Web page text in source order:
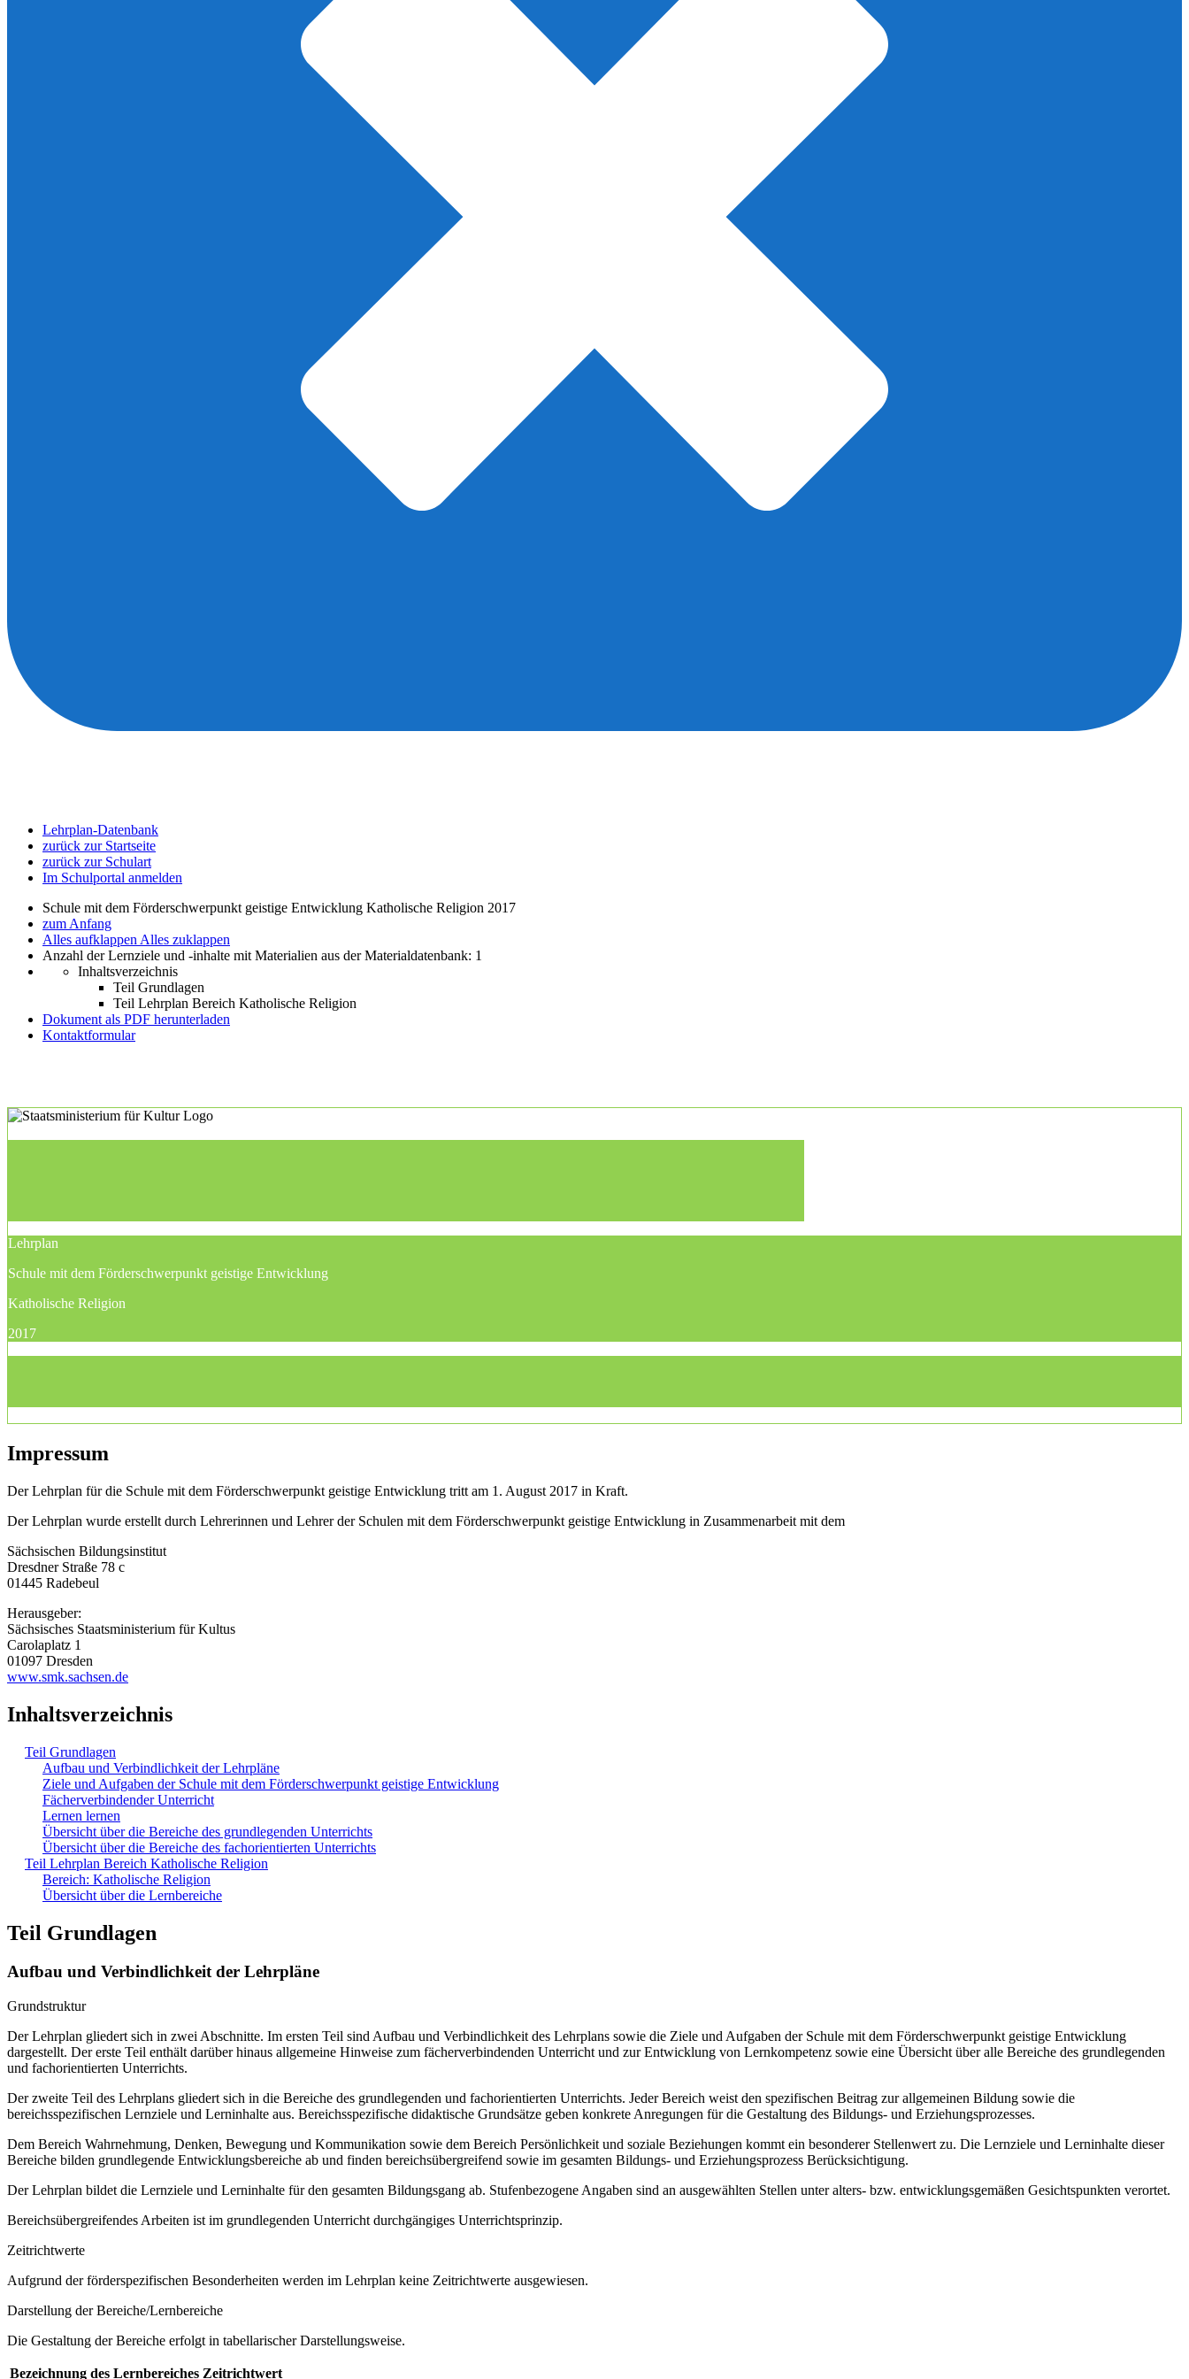
Lehrplan-Datenbank
zurück zur Startseite
zurück zur Schulart
Im Schulportal anmelden
Schule mit dem Förderschwerpunkt geistige Entwicklung Katholische Religion 2017
zum Anfang
Alles aufklappen Alles zuklappen
Anzahl der Lernziele und -inhalte mit Materialien aus der Materialdatenbank: 1
Inhaltsverzeichnis
Teil Grundlagen
Teil Lehrplan Bereich Katholische Religion
Dokument als PDF herunterladen
Kontaktformular
Lehrplan
Schule mit dem Förderschwerpunkt geistige Entwicklung
Katholische Religion
2017
Impressum
Der Lehrplan für die Schule mit dem Förderschwerpunkt geistige Entwicklung tritt am 1. August 2017 in Kraft.
Der Lehrplan wurde erstellt durch Lehrerinnen und Lehrer der Schulen mit dem Förderschwerpunkt geistige Entwicklung in Zusammenarbeit mit dem
Sächsischen Bildungsinstitut
Dresdner Straße 78 c
01445 Radebeul
Herausgeber:
Sächsisches Staatsministerium für Kultus
Carolaplatz 1
01097 Dresden
www.smk.sachsen.de
Inhaltsverzeichnis
Teil Grundlagen
Aufbau und Verbindlichkeit der Lehrpläne
Ziele und Aufgaben der Schule mit dem Förderschwerpunkt geistige Entwicklung
Fächerverbindender Unterricht
Lernen lernen
Übersicht über die Bereiche des grundlegenden Unterrichts
Übersicht über die Bereiche des fachorientierten Unterrichts
Teil Lehrplan Bereich Katholische Religion
Bereich: Katholische Religion
Übersicht über die Lernbereiche
Teil Grundlagen
Aufbau und Verbindlichkeit der Lehrpläne
Grundstruktur
Der Lehrplan gliedert sich in zwei Abschnitte. Im ersten Teil sind Aufbau und Verbindlichkeit des Lehrplans sowie die Ziele und Aufgaben der Schule mit dem Förderschwerpunkt geistige Entwicklung
dargestellt. Der erste Teil enthält darüber hinaus allgemeine Hinweise zum fächerverbindenden Unterricht und zur Entwicklung von Lernkompetenz sowie eine Übersicht über alle Bereiche des grundlegenden
und fachorientierten Unterrichts.
Der zweite Teil des Lehrplans gliedert sich in die Bereiche des grundlegenden und fachorientierten Unterrichts. Jeder Bereich weist den spezifischen Beitrag zur allgemeinen Bildung sowie die
bereichsspezifischen Lernziele und Lerninhalte aus. Bereichsspezifische didaktische Grundsätze geben konkrete Anregungen für die Gestaltung des Bildungs- und Erziehungsprozesses.
Dem Bereich Wahrnehmung, Denken, Bewegung und Kommunikation sowie dem Bereich Persönlichkeit und soziale Beziehungen kommt ein besonderer Stellenwert zu. Die Lernziele und Lerninhalte dieser
Bereiche bilden grundlegende Entwicklungsbereiche ab und finden bereichsübergreifend sowie im gesamten Bildungs- und Erziehungsprozess Berücksichtigung.
Der Lehrplan bildet die Lernziele und Lerninhalte für den gesamten Bildungsgang ab. Stufenbezogene Angaben sind an ausgewählten Stellen unter alters- bzw. entwicklungsgemäßen Gesichtspunkten verortet.
Bereichsübergreifendes Arbeiten ist im grundlegenden Unterricht durchgängiges Unterrichtsprinzip.
Zeitrichtwerte
Aufgrund der förderspezifischen Besonderheiten werden im Lehrplan keine Zeitrichtwerte ausgewiesen.
Darstellung der Bereiche/Lernbereiche
Die Gestaltung der Bereiche erfolgt in tabellarischer Darstellungsweise.
Bezeichnung des Lernbereiches Zeitrichtwert